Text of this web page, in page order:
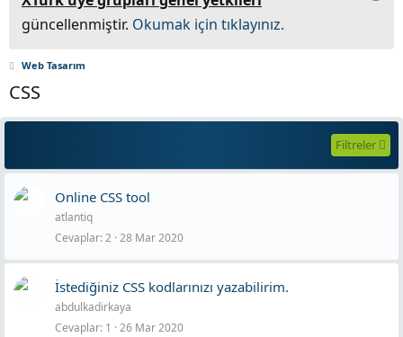
güncellenmiştir. Okumak için tıklayınız.
Web Tasarım
CSS
Filtreler
Online CSS tool
atlantiq
Cevaplar 2 28 Mar 2020
İstediğiniz CSS kodlarınızı yazabilirim.
abdulkadirkaya
Cevaplar 1 26 Mar 2020